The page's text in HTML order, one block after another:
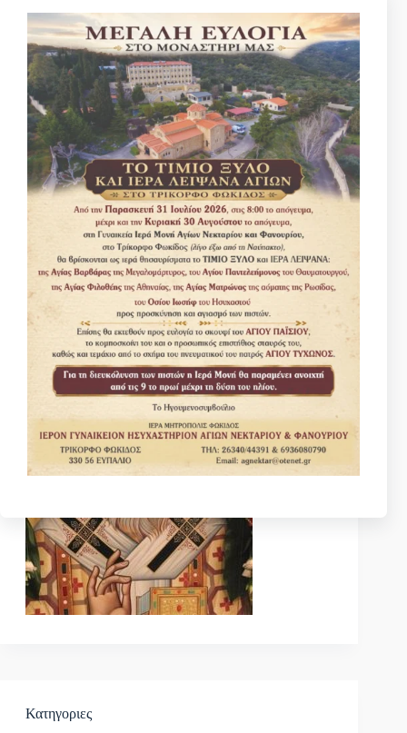
PREVIOUS NEXT
Κάντε μια Δωρεά για να στηρίξετε την Μονή μας
Κατηγοριες